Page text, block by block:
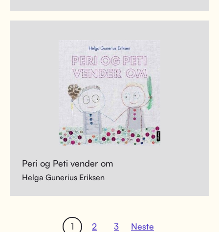
Peri og Peti vender om
Helga Gunerius Eriksen
1 2 3 Neste